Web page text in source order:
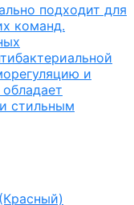
подходит для
команд.
и
стильным